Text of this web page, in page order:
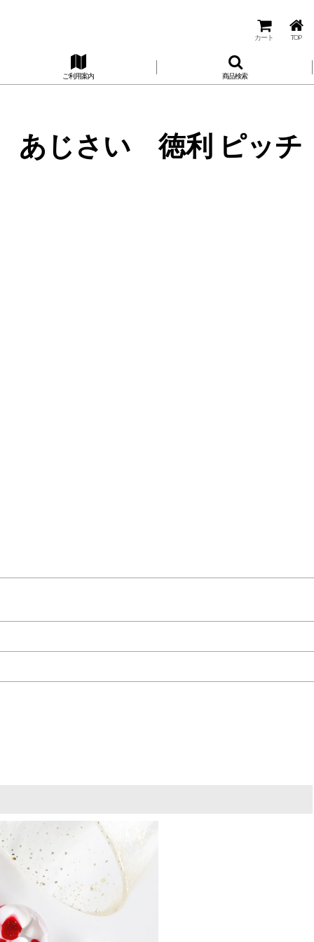
カート TOP
ご利用案内 商品検索
じさい 徳利 ピッチ